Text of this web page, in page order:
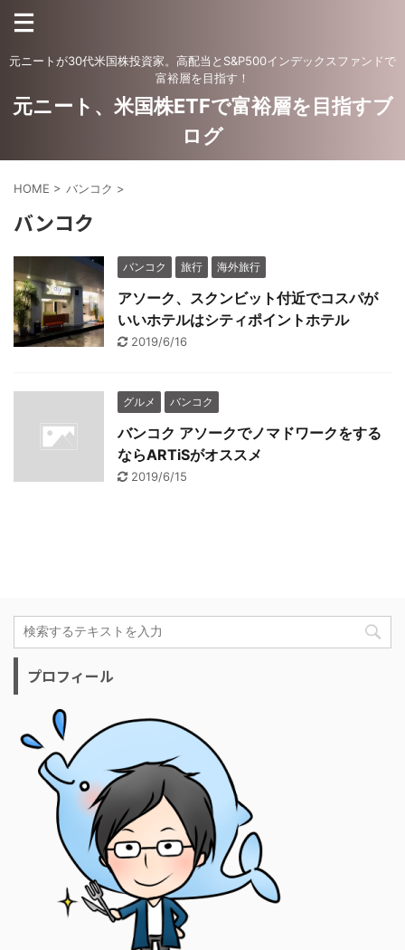
元ニートが30代米国株投資家。高配当とS&P500インデックスファンドで
富裕層を目指す！
元ニート、米国株ETFで富裕層を目指すブ
ログ
HOME > バンコク >
バンコク
バンコク 旅行 海外旅行
アソーク、スクンビット付近でコスパが
いいホテルはシティポイントホテル
2019/6/16
グルメ バンコク
バンコク アソークでノマドワークをする
ならARTiSがオススメ
2019/6/15
プロフィール